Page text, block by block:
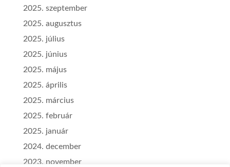
2025. szeptember
2025. augusztus
2025. július
2025. június
2025. május
2025. április
2025. március
2025. február
2025. január
2024. december
2023. november